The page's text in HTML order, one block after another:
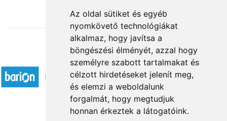
Az oldal sütiket és egyéb
nyomkövető technológiákat
alkalmaz, hogy javítsa a
böngészési élményét, azzal hogy
személyre szabott tartalmakat és
célzott hirdetéseket jelenít meg,
és elemzi a weboldalunk
forgalmát, hogy megtudjuk
honnan érkeztek a látogatóink.
Accepted payment methods